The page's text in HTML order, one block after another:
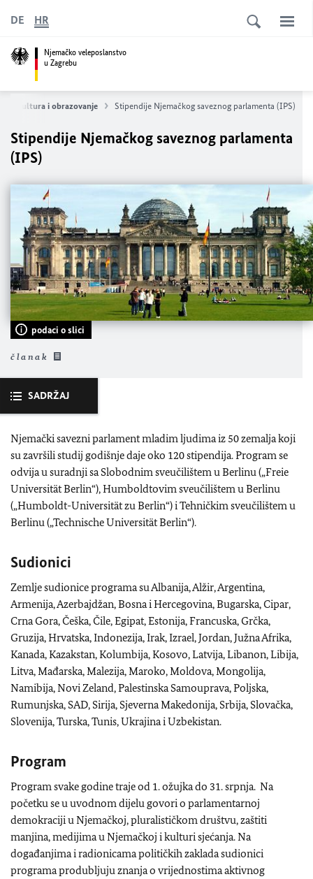
Njemačko veleposlanstvo
u Zagrebu
DE HR
Kultura i obrazovanje Stipendije Njemačkog saveznog parlamenta (IPS)
Stipendije Njemačkog saveznog parlamenta
(IPS)
podaci o slici
članak
SADRŽAJ
Njemački savezni parlament mladim ljudima iz 50 zemalja koji
su završili studij godišnje daje oko 120 stipendija. Program se
odvija u suradnji sa Slobodnim sveučilištem u Berlinu („Freie
Universität Berlin“), Humboldtovim sveučilištem u Berlinu
(„Humboldt-Universität zu Berlin“) i Tehničkim sveučilištem u
Berlinu („Technische Universität Berlin“).
Sudionici
Zemlje sudionice programa su Albanija, Alžir, Argentina,
Armenija, Azerbajdžan, Bosna i Hercegovina, Bugarska, Cipar,
Crna Gora, Češka, Čile, Egipat, Estonija, Francuska, Grčka,
Gruzija, Hrvatska, Indonezija, Irak, Izrael, Jordan, Južna Afrika,
Kanada, Kazakstan, Kolumbija, Kosovo, Latvija, Libanon, Libija,
Litva, Mađarska, Malezija, Maroko, Moldova, Mongolija,
Namibija, Novi Zeland, Palestinska Samouprava, Poljska,
Rumunjska, SAD, Sirija, Sjeverna Makedonija, Srbija, Slovačka,
Slovenija, Turska, Tunis, Ukrajina i Uzbekistan.
Program
Program svake godine traje od 1. ožujka do 31. srpnja. Na
početku se u uvodnom dijelu govori o parlamentarnoj
demokraciji u Njemačkoj, pluralističkom društvu, zaštiti
manjina, medijima u Njemačkoj i kulturi sjećanja. Na
događanjima i radionicama političkih zaklada sudionici
programa produbljuju znanja o vrijednostima aktivnog